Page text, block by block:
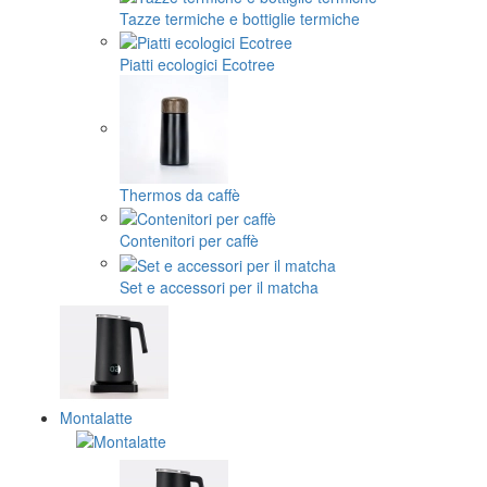
Tazze termiche e bottiglie termiche
Piatti ecologici Ecotree
Thermos da caffè
Contenitori per caffè
Set e accessori per il matcha
Montalatte